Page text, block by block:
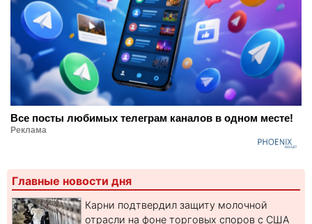
Все посты любимых телеграм каналов в одном месте!
Реклама
Главные новости дня
Карни подтвердил защиту молочной
отрасли на фоне торговых споров с США